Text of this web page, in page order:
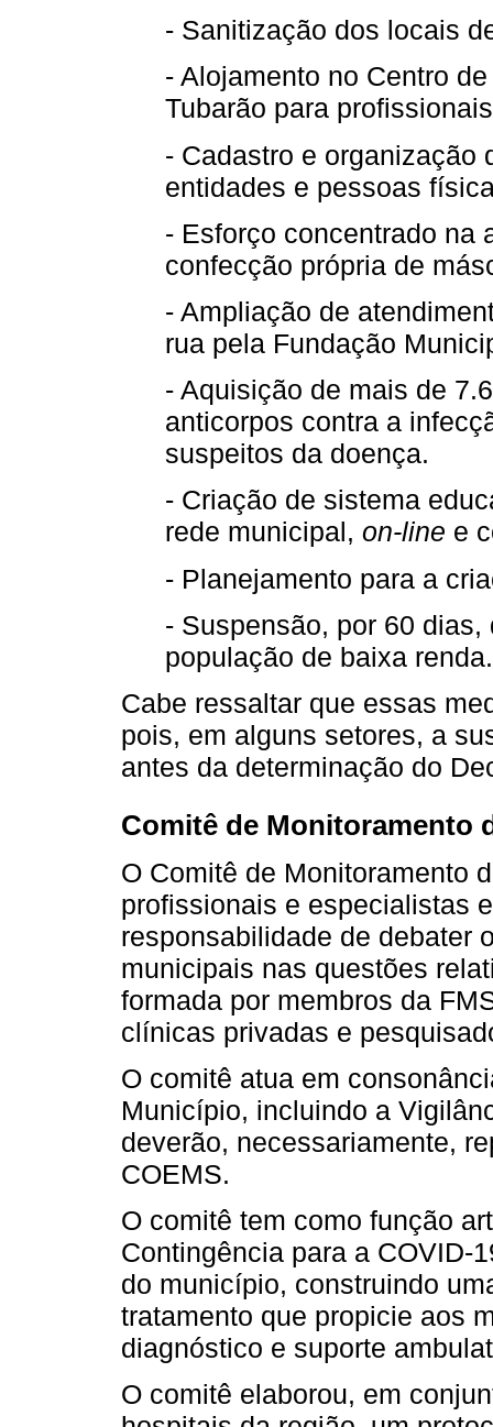
- Sanitização dos locais
- Alojamento no Centro
Tubarão para
- Cadastro e organização
entidades e pessoas
- Esforço concentrado na
confecção própria de
- Ampliação de
rua pela Fundação
- Aquisição de mais de
anticorpos contra a
suspeitos da doença.
- Criação de sistema
rede municipal, on-line e
- Planejamento para a
- Suspensão, por 60
população de baixa renda.
Cabe ressaltar que essas
pois, em alguns setores, a
antes da determinação do
Comitê de Monitoramento
O Comitê de Monitoramento
profissionais e especialistas
responsabilidade de debater
municipais nas questões
formada por membros da
clínicas privadas e
O comitê atua em
Município, incluindo a
deverão, necessariamente,
COEMS.
O comitê tem como função
Contingência para a COVID-
do município, construindo
tratamento que propicie aos
diagnóstico e suporte
O comitê elaborou, em